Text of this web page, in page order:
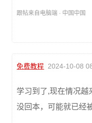
跟帖来自电脑端 · 中国中国
免费教程 2024-10-08
学习到了,现在情况越
没回本，可能就已经